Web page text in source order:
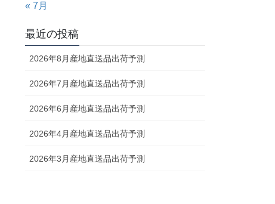
« 7月
最近の投稿
2026年8月産地直送品出荷予測
2026年7月産地直送品出荷予測
2026年6月産地直送品出荷予測
2026年4月産地直送品出荷予測
2026年3月産地直送品出荷予測